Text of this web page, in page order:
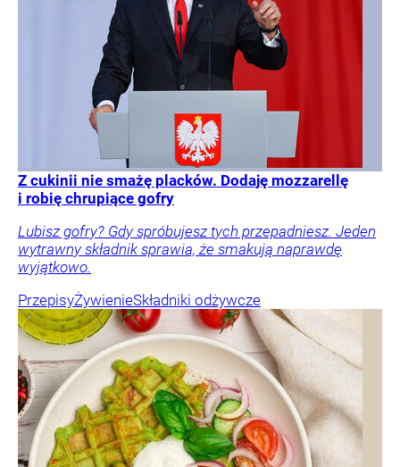
Z cukinii nie smażę placków. Dodaję mozzarellę
i robię chrupiące gofry
Lubisz gofry? Gdy spróbujesz tych przepadniesz. Jeden
wytrawny składnik sprawia, że smakują naprawdę
wyjątkowo.
PrzepisyŻywienieSkładniki odżywcze